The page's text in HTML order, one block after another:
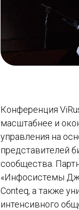
Конференция
масштабнее и
управления на
представителей
сообщества.
«Инфосистемы
Conteq, а также
интенсивного